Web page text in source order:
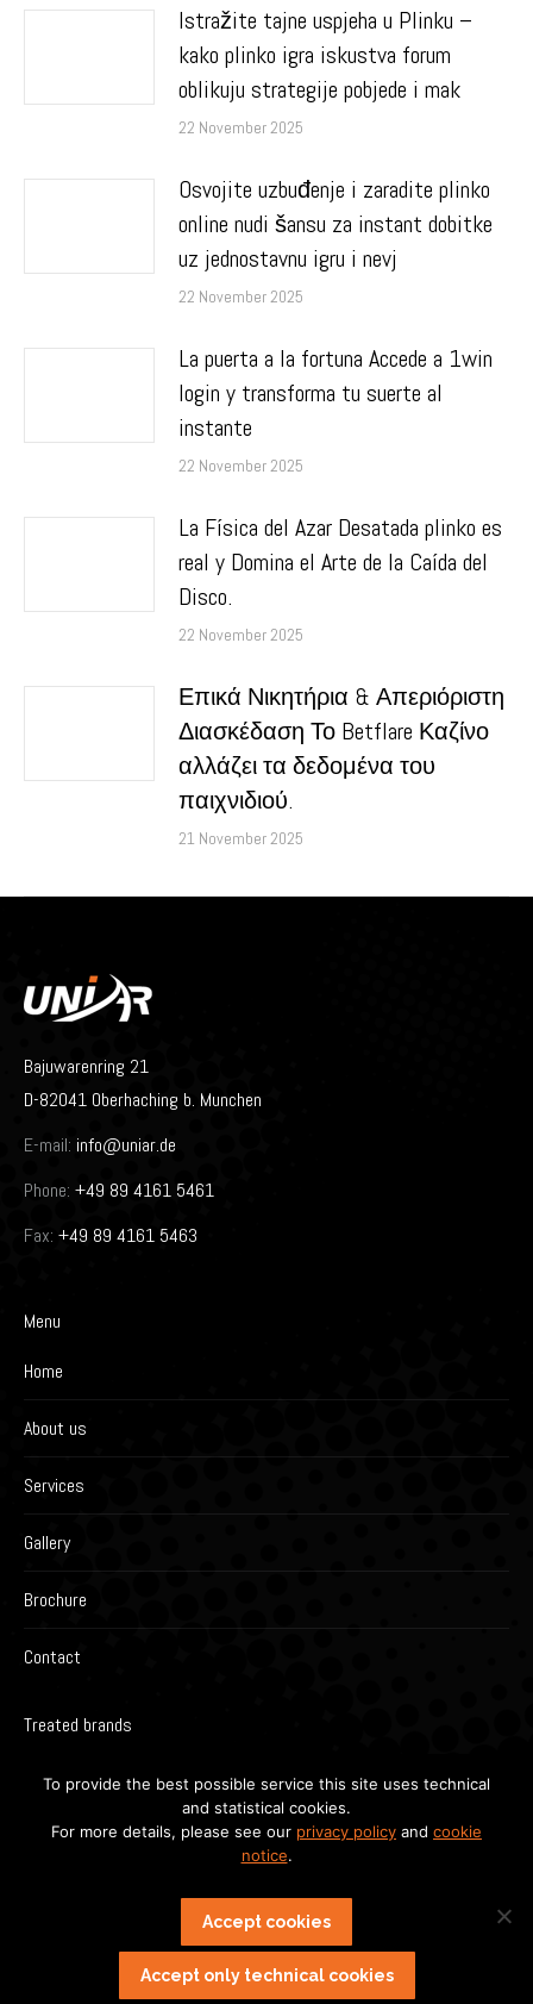
Istražite tajne uspjeha u Plinku –
kako plinko igra iskustva forum
oblikuju strategije pobjede i mak
22 November 2025
Osvojite uzbuđenje i zaradite plinko
online nudi šansu za instant dobitke
uz jednostavnu igru i nevj
22 November 2025
La puerta a la fortuna Accede a 1win
login y transforma tu suerte al
instante
22 November 2025
La Física del Azar Desatada plinko es
real y Domina el Arte de la Caída del
Disco.
22 November 2025
Επικά Νικητήρια & Απεριόριστη
Διασκέδαση Το Betflare Καζίνο
αλλάζει τα δεδομένα του
παιχνιδιού.
21 November 2025
Bajuwarenring 21
D-82041 Oberhaching b. Munchen
E-mail: info@uniar.de
Phone: +49 89 4161 5461
Fax: +49 89 4161 5463
Menu
Home
About us
Services
Gallery
Brochure
Contact
Treated brands
To provide the best possible service this site uses technical
and statistical cookies.
For more details, please see our privacy policy and cookie
notice.
Accept cookies
Accept only technical cookies